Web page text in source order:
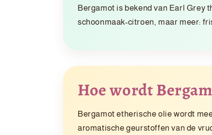
Bergamot is bekend van Earl Grey
schoonmaak-citroen, maar meer:
Hoe wordt
Bergamot etherische olie wordt
aromatische geurstoffen van de